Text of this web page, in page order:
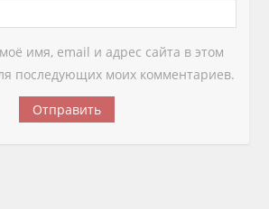
имя, email и адрес сайта в этом
последующих моих комментариев.